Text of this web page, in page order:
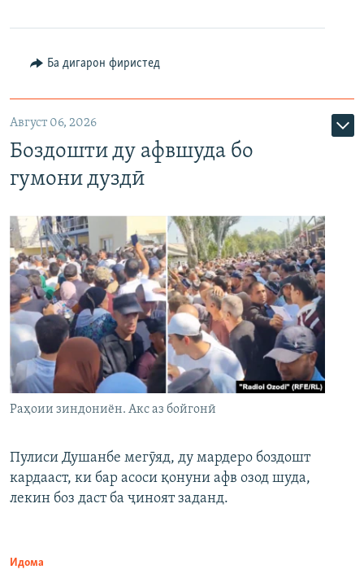
Ба дигарон фиристед
Август 06, 2026
Боздошти ду афвшуда бо
гумони дуздӣ
Раҳоии зиндониён. Акс аз бойгонӣ
Пулиси Душанбе мегӯяд, ду мардеро боздошт
кардааст, ки бар асоси қонуни афв озод шуда,
лекин боз даст ба ҷиноят заданд.
Идома